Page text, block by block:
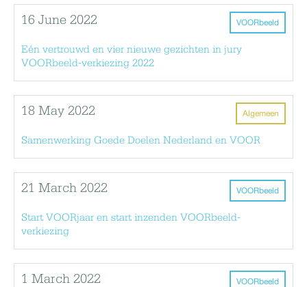
VOORbeeld
16 June 2022
Eén vertrouwd en vier nieuwe gezichten in jury
VOORbeeld-verkiezing 2022
Algemeen
18 May 2022
Samenwerking Goede Doelen Nederland en VOOR
VOORbeeld
21 March 2022
Start VOORjaar en start inzenden VOORbeeld-
verkiezing
VOORbeeld
1 March 2022